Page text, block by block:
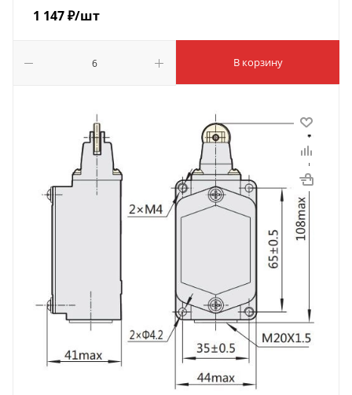
1 147₽/шт
В корзину